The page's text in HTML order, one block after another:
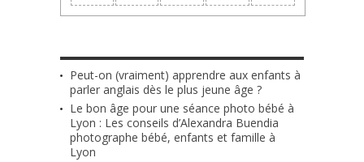
Peut-on (vraiment) apprendre aux enfants à
parler anglais dès le plus jeune âge ?
Le bon âge pour une séance photo bébé à
Lyon : Les conseils d’Alexandra Buendia
photographe bébé, enfants et famille à
Lyon